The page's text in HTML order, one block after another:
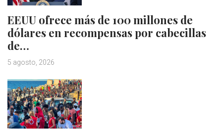
EEUU ofrece más de 100 millones de
dólares en recompensas por cabecillas
de…
5 agosto, 2026